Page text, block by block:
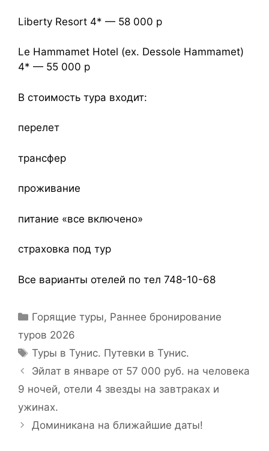
Liberty Resort 4* — 58 000 р
Le Hammamet Hotel (ex. Dessole Hammamet)
4* — 55 000 р
В стоимость тура входит:
перелет
трансфер
проживание
питание «все включено»
страховка под тур
Все варианты отелей по тел 748-10-68
Горящие туры, Раннее бронирование
туров 2026
Туры в Тунис. Путевки в Тунис.
Эйлат в январе от 57 000 руб. на человека
9 ночей, отели 4 звезды на завтраках и
ужинах.
Доминикана на ближайшие даты!